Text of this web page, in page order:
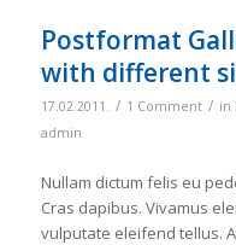
Postformat
with different
17.02.2011. / 1 Comment / in
admin
Nullam dictum felis eu
Cras dapibus. Vivamus
vulputate eleifend tellus.